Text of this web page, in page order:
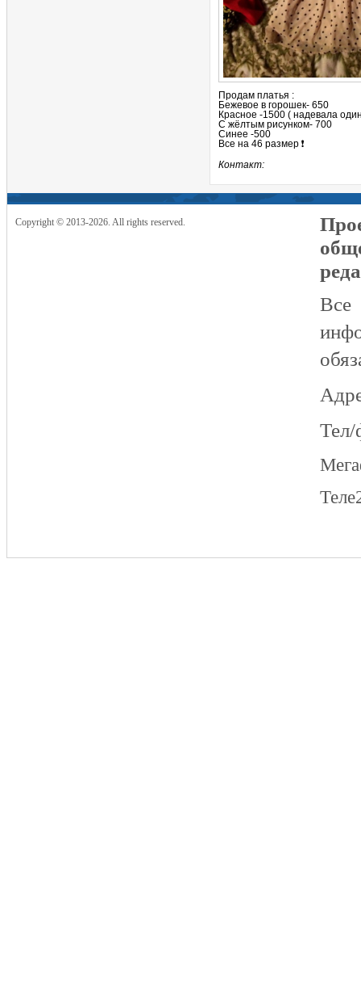
Продам платья :
Бежевое в горошек- 650
Красное -1500 ( надевала
С жёлтым рисунком- 700
Синее -500
Все на 46 размер ❗️
Контакт:
Copyright © 2013-2026. All rights reserved.